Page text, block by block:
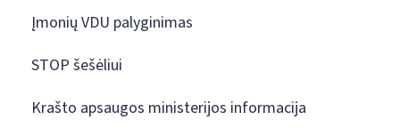
Įmonių VDU palyginimas
STOP šešėliui
Krašto apsaugos ministerijos informacija